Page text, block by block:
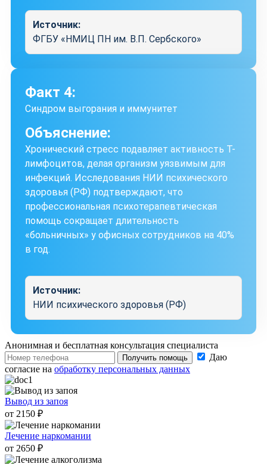
Источник:
ФГБУ «НМИЦ ПН им. В.П. Сербского»
Факт 4:
Синдром выгорания и иммунитет
Объяснение:
Хронический стресс подавляет активность Т-
лимфоцитов, делая организм уязвимым для
инфекций. Исследования НИИ психического
здоровья (РФ) подтверждают, что
профессиональная психотерапевтическая
помощь сокращает длительность
«больничных» у офисных сотрудников на 40%
в год.
Источник:
НИИ психического здоровья (РФ)
Анонимная и бесплатная консультация специалиста
Получить помощь
Даю
согласие на обработку персональных данных
Вывод из запоя
от 2150 ₽
Лечение наркомании
от 2650 ₽